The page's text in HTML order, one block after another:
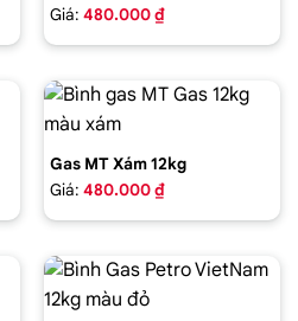
Giá: 480.000 ₫
Gas MT Xám 12kg
Giá: 480.000 ₫